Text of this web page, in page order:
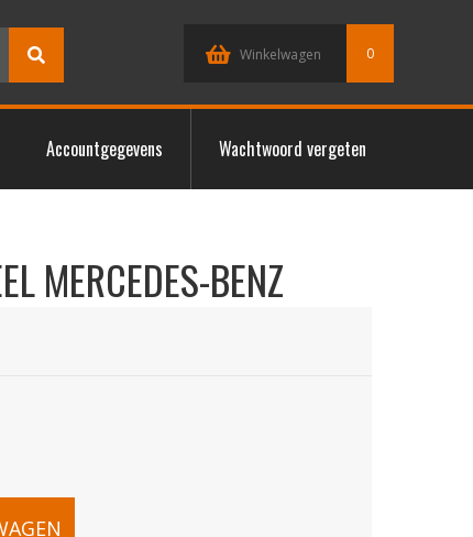
Winkelwagen 0
Accountgegevens Wachtwoord vergeten
MERCEDES-BENZ